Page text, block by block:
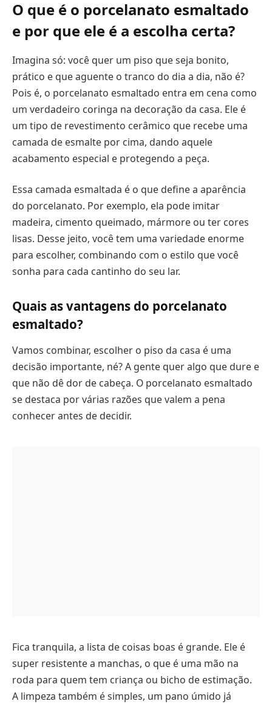
O que é o porcelanato esmaltado
e por que ele é a escolha certa?
Imagina só: você quer um piso que seja bonito,
prático e que aguente o tranco do dia a dia, não é?
Pois é, o porcelanato esmaltado entra em cena como
um verdadeiro coringa na decoração da casa. Ele é
um tipo de revestimento cerâmico que recebe uma
camada de esmalte por cima, dando aquele
acabamento especial e protegendo a peça.
Essa camada esmaltada é o que define a aparência
do porcelanato. Por exemplo, ela pode imitar
madeira, cimento queimado, mármore ou ter cores
lisas. Desse jeito, você tem uma variedade enorme
para escolher, combinando com o estilo que você
sonha para cada cantinho do seu lar.
Quais as vantagens do porcelanato
esmaltado?
Vamos combinar, escolher o piso da casa é uma
decisão importante, né? A gente quer algo que dure e
que não dê dor de cabeça. O porcelanato esmaltado
se destaca por várias razões que valem a pena
conhecer antes de decidir.
Fica tranquila, a lista de coisas boas é grande. Ele é
super resistente a manchas, o que é uma mão na
roda para quem tem criança ou bicho de estimação.
A limpeza também é simples, um pano úmido já